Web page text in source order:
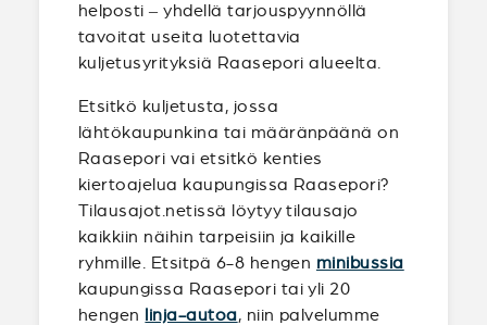
helposti – yhdellä tarjouspyynnöllä
tavoitat useita luotettavia
kuljetusyrityksiä Raasepori alueelta.
Etsitkö kuljetusta, jossa
lähtökaupunkina tai määränpäänä on
Raasepori vai etsitkö kenties
kiertoajelua kaupungissa Raasepori?
Tilausajot.netissä löytyy tilausajo
kaikkiin näihin tarpeisiin ja kaikille
ryhmille. Etsitpä 6-8 hengen minibussia
kaupungissa Raasepori tai yli 20
hengen linja-autoa, niin palvelumme